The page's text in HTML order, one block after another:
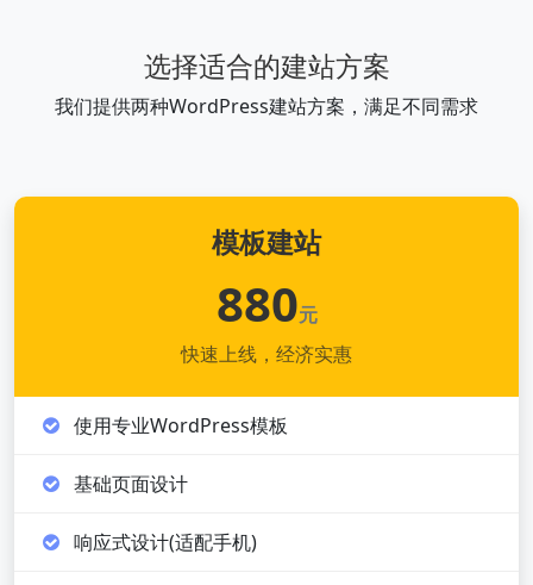
选择适合的建站方案
我们提供两种WordPress建站方案，满足不同需求
模板建站
880元
快速上线，经济实惠
使用专业WordPress模板
基础页面设计
响应式设计(适配手机)